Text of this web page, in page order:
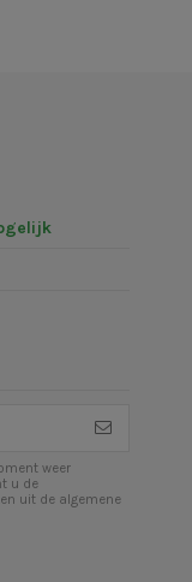
weer
u de
uit de algemene